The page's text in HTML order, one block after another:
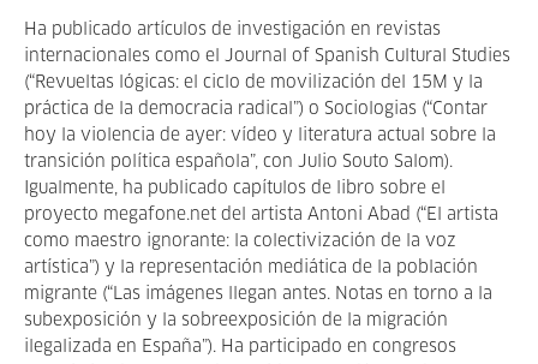
Ha publicado artículos de investigación en revistas
internacionales como el Journal of Spanish Cultural Studies
(“Revueltas lógicas: el ciclo de movilización del 15M y la
práctica de la democracia radical”) o Sociologias (“Contar
hoy la violencia de ayer: vídeo y literatura actual sobre la
transición política española”, con Julio Souto Salom).
Igualmente, ha publicado capítulos de libro sobre el
proyecto megafone.net del artista Antoni Abad (“El artista
como maestro ignorante: la colectivización de la voz
artística”) y la representación mediática de la población
migrante (“Las imágenes llegan antes. Notas en torno a la
subexposición y la sobreexposición de la migración
ilegalizada en España”). Ha participado en congresos